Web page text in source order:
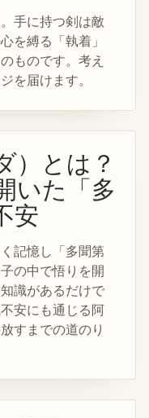
手に持つ剣は敵
を縛る「執着」
ものです。考え
を届けます。
）とは？
いた「多
安
記憶し「多聞第
の中で悟りを開
識があるだけで
安にも通じる阿
すまでの道のり